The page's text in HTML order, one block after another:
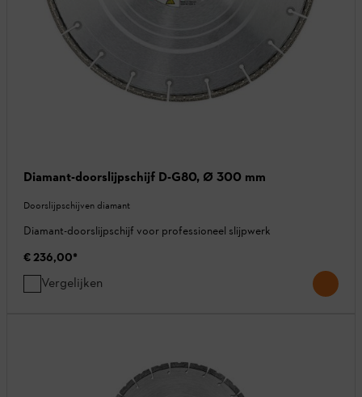
Diamant-doorslijpschijf D-G80, Ø 300 mm
Doorslijpschijven diamant
Diamant-doorslijpschijf voor professioneel slijpwerk
€ 236,00*
Vergelijken